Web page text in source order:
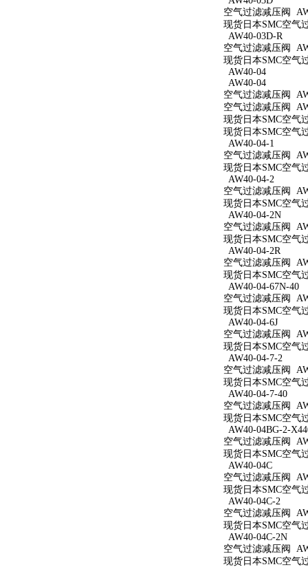
空气过滤减压阀
现货日本SMC空气
AW40-03D-R
空气过滤减压阀
现货日本SMC空气
AW40-04
AW40-04
空气过滤减压阀
空气过滤减压阀
现货日本SMC空气
现货日本SMC空气
AW40-04-1
空气过滤减压阀
现货日本SMC空气
AW40-04-2
空气过滤减压阀
现货日本SMC空气
AW40-04-2N
空气过滤减压阀
现货日本SMC空气
AW40-04-2R
空气过滤减压阀
现货日本SMC空气
AW40-04-67N-40
空气过滤减压阀
现货日本SMC空气
AW40-04-6J
空气过滤减压阀
现货日本SMC空气
AW40-04-7-2
空气过滤减压阀
现货日本SMC空气
AW40-04-7-40
空气过滤减压阀
现货日本SMC空气
AW40-04BG-2-
空气过滤减压阀
现货日本SMC空气
AW40-04C
空气过滤减压阀
现货日本SMC空气
AW40-04C-2
空气过滤减压阀
现货日本SMC空气
AW40-04C-2N
空气过滤减压阀
现货日本SMC空气